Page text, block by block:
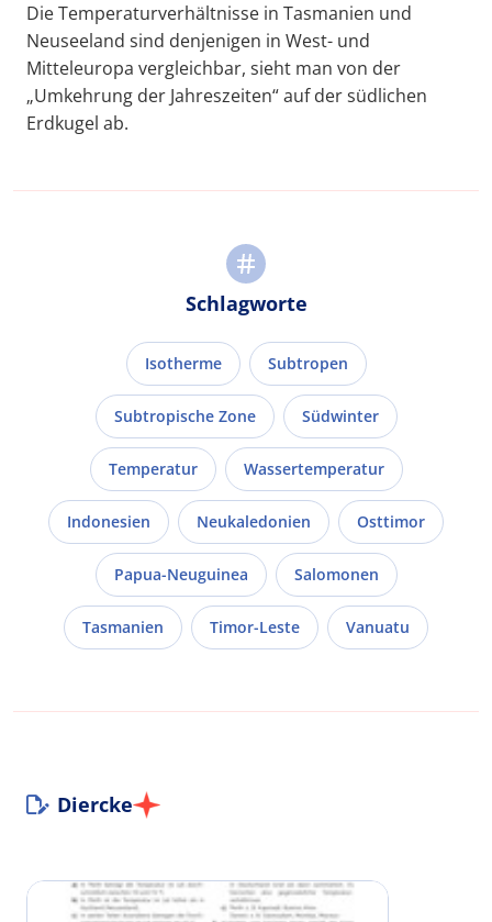
Die Temperaturverhältnisse in Tasmanien und
Neuseeland sind denjenigen in West- und
Mitteleuropa vergleichbar, sieht man von der
„Umkehrung der Jahreszeiten“ auf der südlichen
Erdkugel ab.
Schlagworte
Isotherme Subtropen
Subtropische Zone Südwinter
Temperatur Wassertemperatur
Indonesien Neukaledonien Osttimor
Papua-Neuguinea Salomonen
Tasmanien Timor-Leste Vanuatu
Diercke